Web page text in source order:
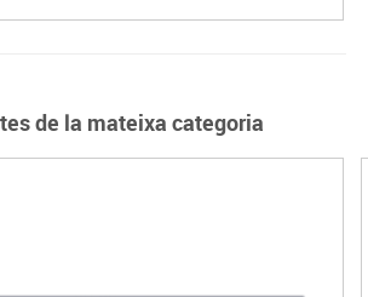
de la mateixa categoria